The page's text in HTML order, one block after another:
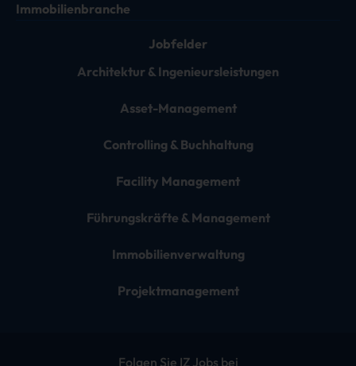
Immobilienbranche
Jobfelder
Architektur & Ingenieursleistungen
Asset-Management
Controlling & Buchhaltung
Facility Management
Führungskräfte & Management
Immobilienverwaltung
Projektmanagement
Folgen Sie IZ Jobs bei